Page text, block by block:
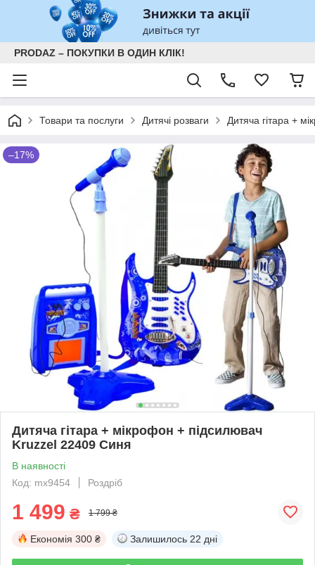
PRODAZ – ПОКУПКИ В ОДИН КЛІК!
Товари та послуги Дитячі розваги Дитяча гітара +
–17%
Дитяча гітара + мікрофон + підсилювач
Kruzzel 22409 Синя
В наявності
Код: mx9454
Роздріб
1 499 ₴ 1 799 ₴
Економія 300 ₴ Залишилось 22 дні